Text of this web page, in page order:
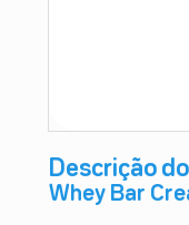
Descrição
Whey Bar